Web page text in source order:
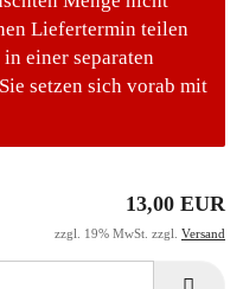
Liefertermin teilen
einer separaten
setzen sich vorab mit
13,00 EUR
zzgl. 19% MwSt. zzgl. Versand